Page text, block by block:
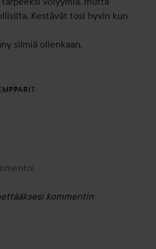
Kestävät tosi hyvin kun
silmiä ollenkaan.
kommentin